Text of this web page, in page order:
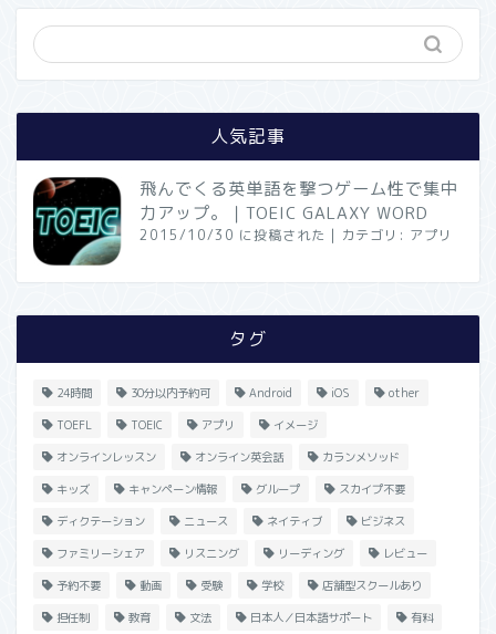
人気記事
飛んでくる英単語を撃つゲーム性で集中
力アップ。｜TOEIC GALAXY WORD
2015/10/30 に投稿された | カテゴリ: アプリ
タグ
24時間 30分以内予約可 Android iOS other
TOEFL TOEIC アプリ イメージ
オンラインレッスン オンライン英会話 カランメソッド
キッズ キャンペーン情報 グループ スカイプ不要
ディクテーション ニュース ネイティブ ビジネス
ファミリーシェア リスニング リーディング レビュー
予約不要 動画 受験 学校 店舗型スクールあり
担任制 教育 文法 日本人／日本語サポート 有料